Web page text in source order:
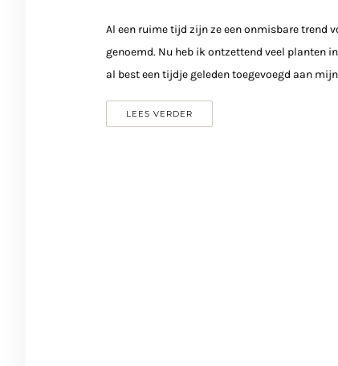
Al een ruime tijd zijn ze een onmisbare trend
genoemd. Nu heb ik ontzettend veel planten
al best een tijdje geleden toegevoegd aan
LEES VERDER